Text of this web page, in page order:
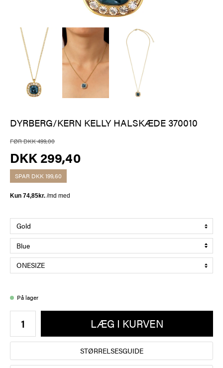
DYRBERG/KERN KELLY HALSKÆDE 370010
FØR DKK 499,00
DKK 299,40
SPAR DKK 199,60
På lager
LÆG I KURVEN
STØRRELSESGUIDE